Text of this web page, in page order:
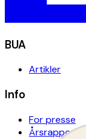
BUA
Artikler
Info
For presse
Årsrapport